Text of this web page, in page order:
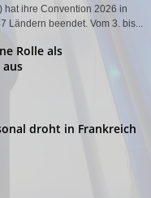
hat ihre Convention 2026 in
Ländern beendet. Vom 3. bis...
Rolle als
droht in Frankreich